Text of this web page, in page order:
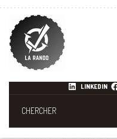
LINKEDIN